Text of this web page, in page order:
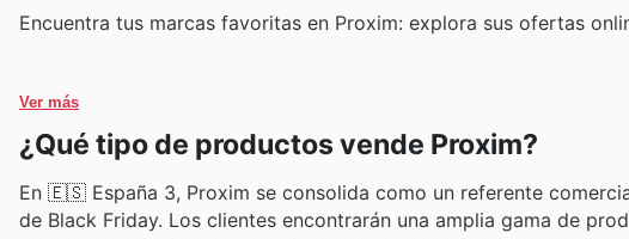
Encuentra tus marcas favoritas en Proxim: explora sus ofertas
Ver más
¿Qué tipo de productos vende Proxim?
En 🇪🇸 España 3, Proxim se consolida como un referente
de Black Friday. Los clientes encontrarán una amplia gama de